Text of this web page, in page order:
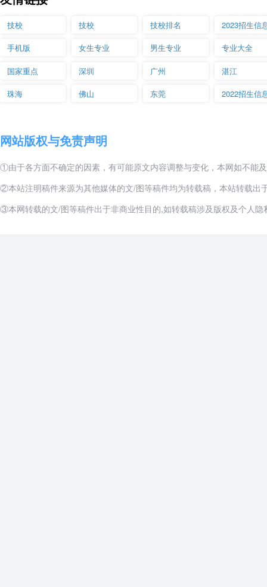
技校 技校 技校排名 2023招生信
手机版 女生专业 男生专业 专业大全
国家重点 深圳 广州 湛江
珠海 佛山 东莞 2022招生信
网站版权与免责声明
①由于各方面不确定的因素，有可能原文内容调整与变化，本网如不能
②本站注明稿件来源为其他媒体的文/图等稿件均为转载稿，本站转载
③本网转载的文/图等稿件出于非商业性目的,如转载稿涉及版权及个人